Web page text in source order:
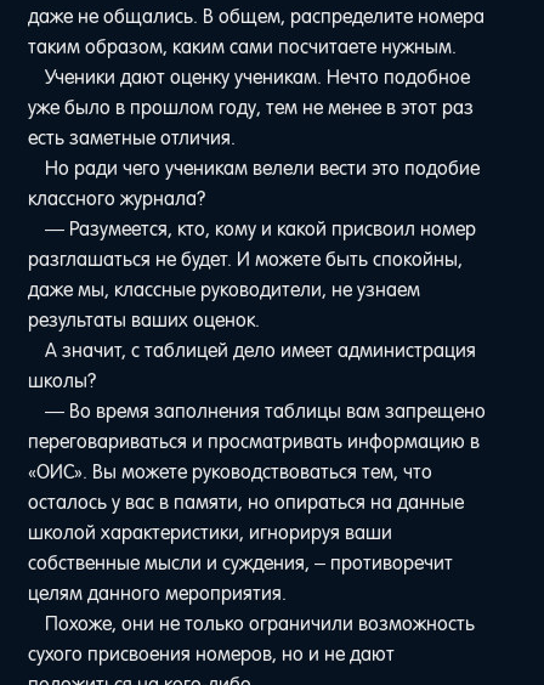
даже не общались. В общем, распределите номера
таким образом, каким сами посчитаете нужным.
Ученики дают оценку ученикам. Нечто подобное
уже было в прошлом году, тем не менее в этот раз
есть заметные отличия.
Но ради чего ученикам велели вести это подобие
классного журнала?
— Разумеется, кто, кому и какой присвоил номер
разглашаться не будет. И можете быть спокойны,
даже мы, классные руководители, не узнаем
результаты ваших оценок.
А значит, с таблицей дело имеет администрация
школы?
— Во время заполнения таблицы вам запрещено
переговариваться и просматривать информацию в
«ОИС». Вы можете руководствоваться тем, что
осталось у вас в памяти, но опираться на данные
школой характеристики, игнорируя ваши
собственные мысли и суждения, – противоречит
целям данного мероприятия.
Похоже, они не только ограничили возможность
сухого присвоения номеров, но и не дают